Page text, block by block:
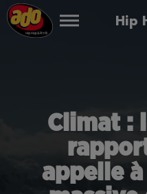
Hip
Climat :
appelle